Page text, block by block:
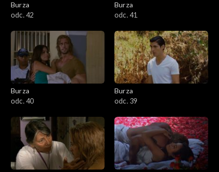
Burza
odc. 42
Burza
odc. 41
Burza
odc. 40
Burza
odc. 39